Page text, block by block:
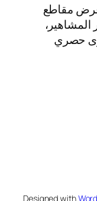
مقاطع
المشاهير،
حصري
Designed with